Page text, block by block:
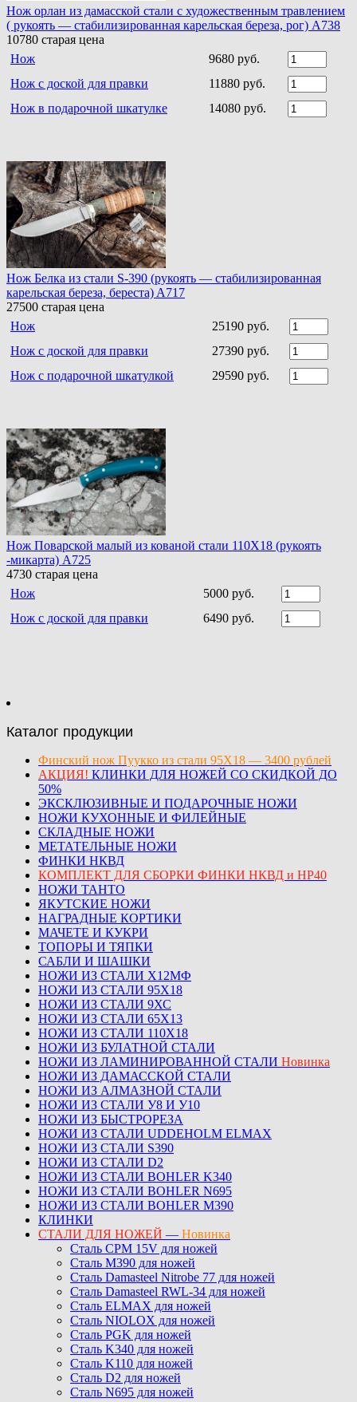
Нож орлан из дамасской стали с художественным травлением
( рукоять — стабилизированная карельская береза, рог) A738
10780 старая цена
Нож
9680 руб.
Нож с доской для правки
11880 руб.
Нож в подарочной шкатулке
14080 руб.
Нож Белка из стали S-390 (рукоять — стабилизированная
карельская береза, береста) A717
27500 старая цена
Нож
25190 руб.
Нож с доской для правки
27390 руб.
Нож с подарочной шкатулкой
29590 руб.
Нож Поварской малый из кованой стали 110Х18 (рукоять
-микарта) A725
4730 старая цена
Нож
5000 руб.
Нож с доской для правки
6490 руб.
Каталог продукции
Финский нож Пуукко из стали 95Х18 — 3400 рублей
АКЦИЯ! КЛИНКИ ДЛЯ НОЖЕЙ СО СКИДКОЙ ДО
50%
ЭКСКЛЮЗИВНЫЕ И ПОДАРОЧНЫЕ НОЖИ
НОЖИ КУХОННЫЕ И ФИЛЕЙНЫЕ
СКЛАДНЫЕ НОЖИ
МЕТАТЕЛЬНЫЕ НОЖИ
ФИНКИ НКВД
КОМПЛЕКТ ДЛЯ СБОРКИ ФИНКИ НКВД и НР40
НОЖИ ТАНТО
ЯКУТСКИЕ НОЖИ
НАГРАДНЫЕ КОРТИКИ
МАЧЕТЕ И КУКРИ
ТОПОРЫ И ТЯПКИ
САБЛИ И ШАШКИ
НОЖИ ИЗ СТАЛИ Х12МФ
НОЖИ ИЗ СТАЛИ 95Х18
НОЖИ ИЗ СТАЛИ 9ХС
НОЖИ ИЗ СТАЛИ 65Х13
НОЖИ ИЗ СТАЛИ 110Х18
НОЖИ ИЗ БУЛАТНОЙ СТАЛИ
НОЖИ ИЗ ЛАМИНИРОВАННОЙ СТАЛИ Новинка
НОЖИ ИЗ ДАМАССКОЙ СТАЛИ
НОЖИ ИЗ АЛМАЗНОЙ СТАЛИ
НОЖИ ИЗ СТАЛИ У8 И У10
НОЖИ ИЗ БЫСТРОРЕЗА
НОЖИ ИЗ СТАЛИ UDDEHOLM ELMAX
НОЖИ ИЗ СТАЛИ S390
НОЖИ ИЗ СТАЛИ D2
НОЖИ ИЗ СТАЛИ BOHLER K340
НОЖИ ИЗ СТАЛИ BOHLER N695
НОЖИ ИЗ СТАЛИ BOHLER M390
КЛИНКИ
СТАЛИ ДЛЯ НОЖЕЙ — Новинка
Сталь CPM 15V для ножей
Сталь M390 для ножей
Сталь Damasteel Nitrobe 77 для ножей
Сталь Damasteel RWL-34 для ножей
Сталь ELMAX для ножей
Сталь NIOLOX для ножей
Сталь PGK для ножей
Сталь K340 для ножей
Сталь K110 для ножей
Сталь D2 для ножей
Сталь N695 для ножей